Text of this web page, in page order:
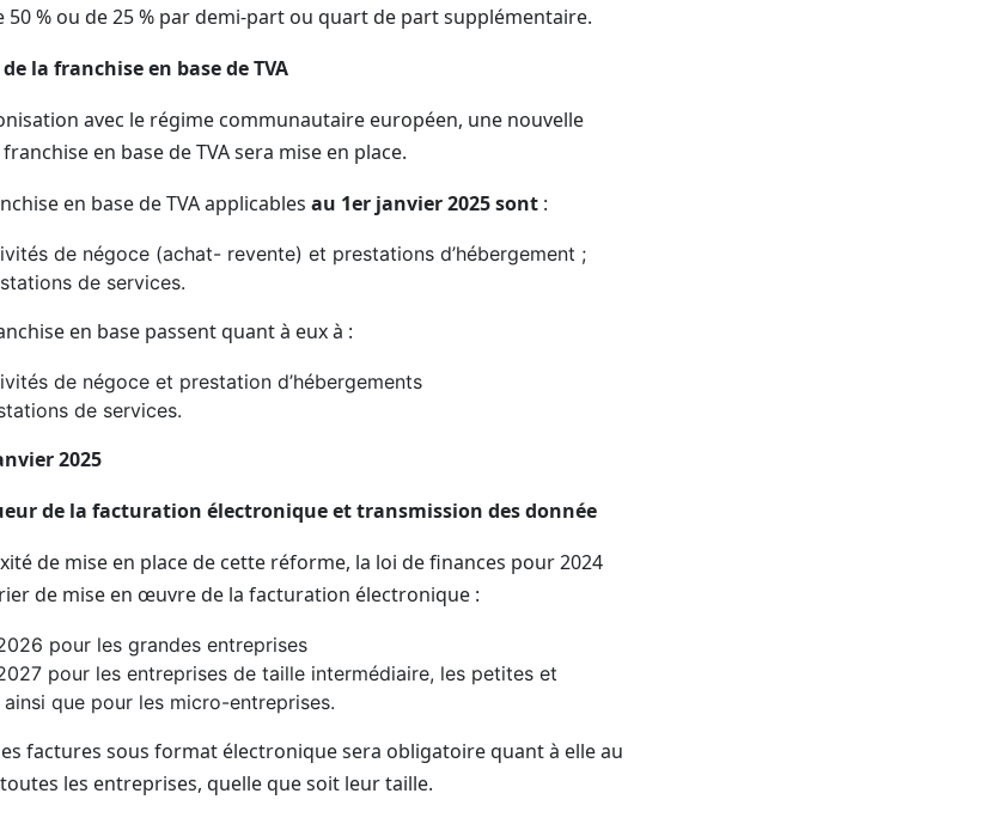
50 % ou de 25 % par demi-part ou quart de part supplémentaire.
la franchise en base de TVA
avec le régime communautaire européen, une nouvelle
en base de TVA sera mise en place.
en base de TVA applicables au 1er janvier 2025 sont :
de négoce (achat- revente) et prestations d’hébergement ;
de services.
en base passent quant à eux à :
de négoce et prestation d’hébergements
de services.
2025
de la facturation électronique et transmission des donnée
de mise en place de cette réforme, la loi de finances pour 2024
de mise en œuvre de la facturation électronique :
pour les grandes entreprises
pour les entreprises de taille intermédiaire, les petites et
que pour les micro-entreprises.
factures sous format électronique sera obligatoire quant à elle au
les entreprises, quelle que soit leur taille.